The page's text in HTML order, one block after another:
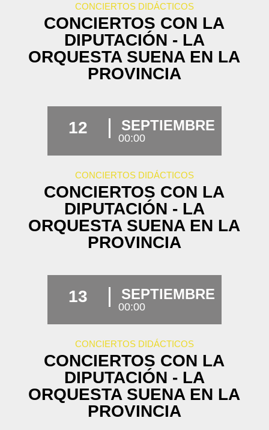
CONCIERTOS DIDÁCTICOS
CONCIERTOS CON LA
DIPUTACIÓN - LA
ORQUESTA SUENA EN LA
PROVINCIA
12 SEPTIEMBRE
00:00
CONCIERTOS DIDÁCTICOS
CONCIERTOS CON LA
DIPUTACIÓN - LA
ORQUESTA SUENA EN LA
PROVINCIA
13 SEPTIEMBRE
00:00
CONCIERTOS DIDÁCTICOS
CONCIERTOS CON LA
DIPUTACIÓN - LA
ORQUESTA SUENA EN LA
PROVINCIA